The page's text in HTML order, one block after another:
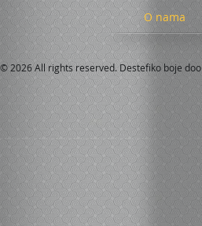
© 2026 All rights reserved. Destefiko boje doo
O nama